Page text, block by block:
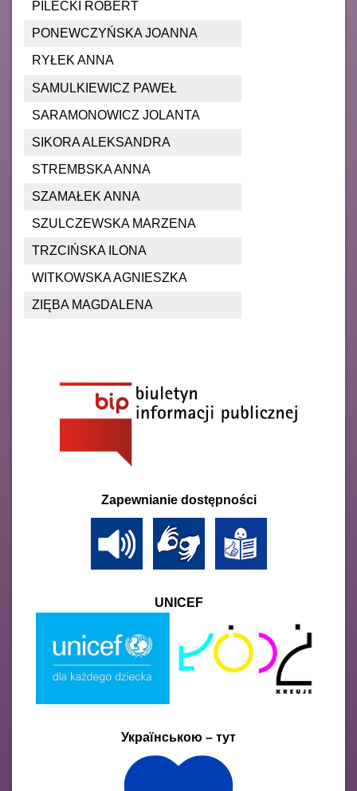
PILECKI ROBERT
PONEWCZYŃSKA JOANNA
RYŁEK ANNA
SAMULKIEWICZ PAWEŁ
SARAMONOWICZ JOLANTA
SIKORA ALEKSANDRA
STREMBSKA ANNA
SZAMAŁEK ANNA
SZULCZEWSKA MARZENA
TRZCIŃSKA ILONA
WITKOWSKA AGNIESZKA
ZIĘBA MAGDALENA
Zapewnianie dostępności
UNICEF
Українською – тут